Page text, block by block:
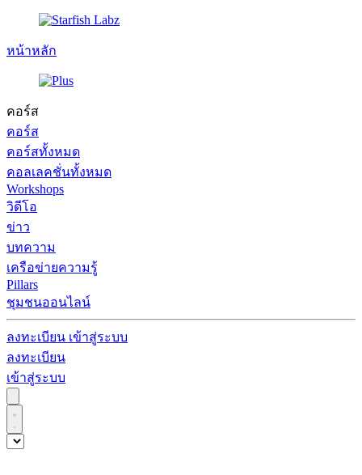
หน้าหลัก
คอร์ส
คอร์ส
คอร์สทั้งหมด
คอลเลคชั่นทั้งหมด
Workshops
วิดีโอ
ข่าว
บทความ
เครือข่ายความรู้
Pillars
ชุมชนออนไลน์
ลงทะเบียน เข้าสู่ระบบ
ลงทะเบียน
เข้าสู่ระบบ